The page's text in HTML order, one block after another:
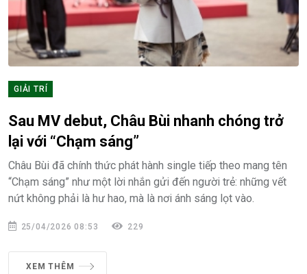
GIẢI TRÍ
Sau MV debut, Châu Bùi nhanh chóng trở
lại với “Chạm sáng”
Châu Bùi đã chính thức phát hành single tiếp theo mang tên
“Chạm sáng” như một lời nhắn gửi đến người trẻ: những vết
nứt không phải là hư hao, mà là nơi ánh sáng lọt vào.
25/04/2026 08:53 229
XEM THÊM